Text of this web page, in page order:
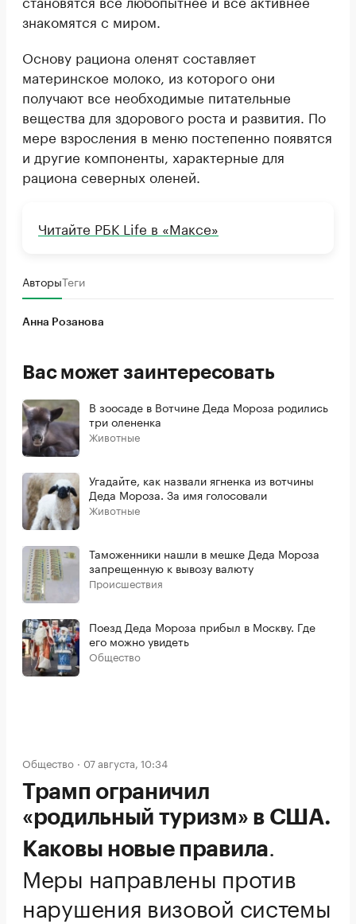
знакомятся с миром.
Основу рациона оленят составляет
материнское молоко, из которого они
получают все необходимые питательные
вещества для здорового роста и развития. По
мере взросления в меню постепенно появятся
и другие компоненты, характерные для
рациона северных оленей.
Читайте РБК Life в «Максе»
АвторыТеги
Анна Розанова
Вас может заинтересовать
В зоосаде в Вотчине Деда Мороза родились
три олененка
Животные
Угадайте, как назвали ягненка из вотчины
Деда Мороза. За имя голосовали
Животные
Таможенники нашли в мешке Деда Мороза
запрещенную к вывозу валюту
Происшествия
Поезд Деда Мороза прибыл в Москву. Где
его можно увидеть
Общество
Общество 07 августа, 10:34
Трамп ограничил
«родильный туризм» в США.
Каковы новые правила
Меры направлены против
нарушения визовой системы